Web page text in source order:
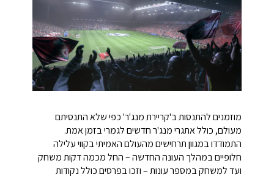
מוזמנים להתנסות ב'קריירת מנג'ר' כפי שלא התנסיתם
מעולם, כולל אתגרי מנג'ר חדשים לגמרי בזמן אמת.
התמודדו במגוון תרחישים מהעולם האמיתי בקווי עלילה
חלופיים במהלך העונה החדשה – החל מכמה דקות משחק
ועד למשחק במספר עונות – וזכו בפרסים כולל נקודות